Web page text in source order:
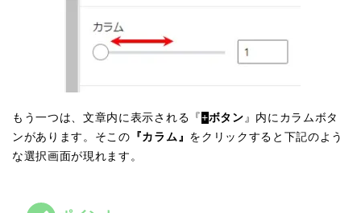
もう一つは、文章内に表示される『+ボタン 』内にカラムボタ
ンがあります。そこの 『カラム』 をクリックすると下記のよう
な選択画面が現れます。